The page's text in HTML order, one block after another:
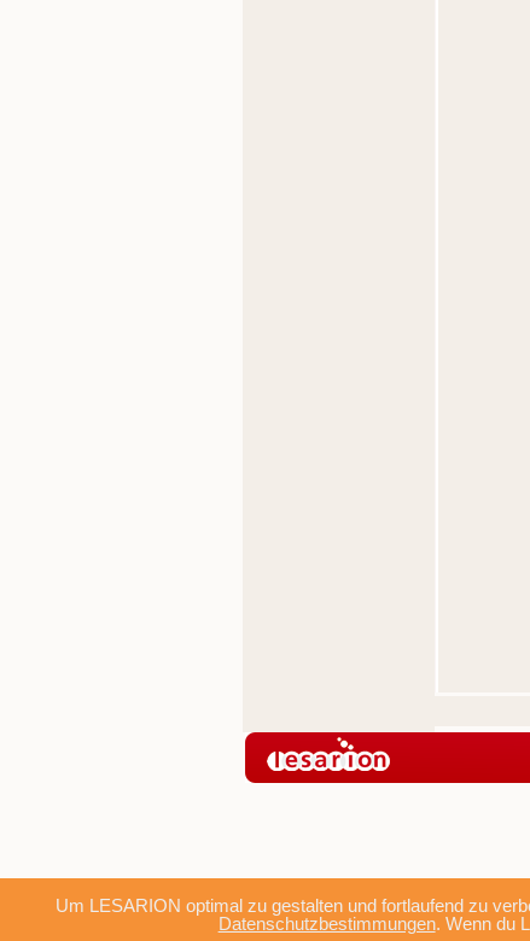
Um LESARION optimal zu gestalten und fortlaufend zu
Datenschutzbestimmungen. Wenn du